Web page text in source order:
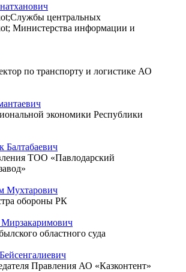
центральных
Министерства информации и
по транспорту и логистике АО
экономики Республики
Балтабаевич
ТОО «Павлодарский
Мухтарович
обороны РК
областного суда
Правления АО «Казконтент»